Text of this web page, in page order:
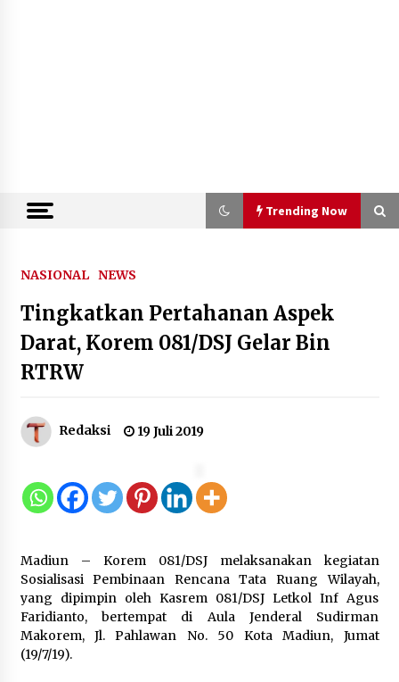
Trending Now
Tim Sembilan Kejagung Periksa 7
Saksi Terkait Penanganan Perkara
FA, Salah Satunya Seorang Lawyer
Kejagung Periksa 16 Orang Saksi
BGN
10 Agustus 2026
Memasuki Usia ke-59, ASEAN Harus
Terus Memperjuangkan
Kepentingan Rakyatnya di Tengah
Dinamika Global
NASIONAL NEWS
Tingkatkan Pertahanan Aspek
Darat, Korem 081/DSJ Gelar Bin
RTRW
Redaksi 19 Juli 2019
Madiun – Korem 081/DSJ melaksanakan kegiatan
Sosialisasi Pembinaan Rencana Tata Ruang Wilayah,
yang dipimpin oleh Kasrem 081/DSJ Letkol Inf Agus
Faridianto, bertempat di Aula Jenderal Sudirman
Makorem, Jl. Pahlawan No. 50 Kota Madiun, Jumat
(19/7/19).